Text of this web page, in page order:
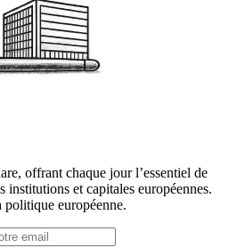
offrant chaque jour l’essentiel de
institutions et capitales européennes.
européenne.